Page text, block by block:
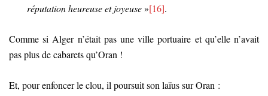
réputation heureuse et joyeuse»[16].
Comme si Alger n’était pas une ville portuaire et qu’elle n’avait
pas plus de cabarets qu’Oran !
Et, pour enfoncer le clou, il poursuit son laïus sur Oran :